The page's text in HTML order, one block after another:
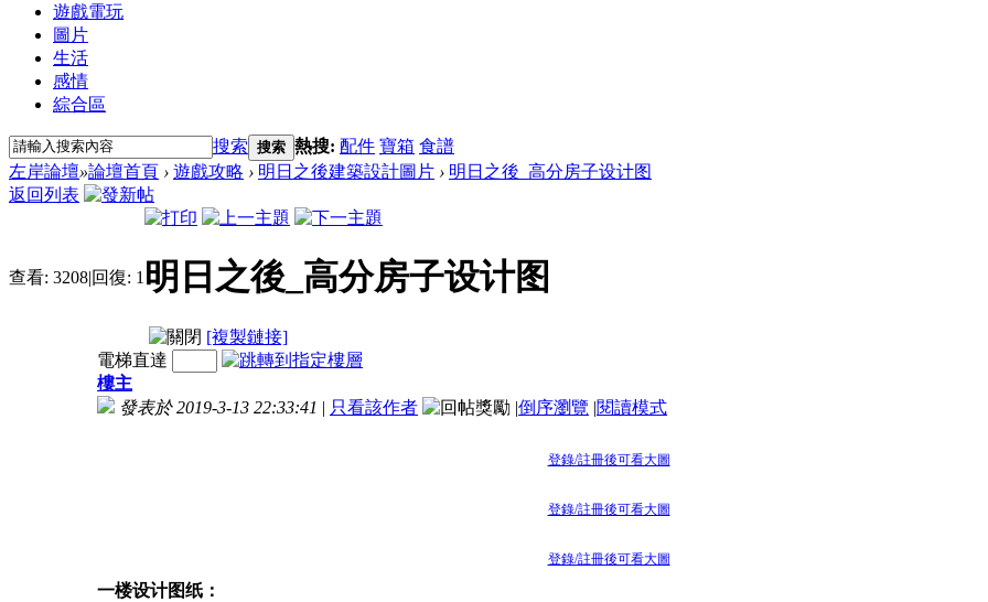
遊戲電玩
圖片
生活
感情
綜合區
搜索 搜索 熱搜: 配件 寶箱 食譜
左岸論壇»論壇首頁 › 遊戲攻略 › 明日之後建築設計圖片 › 明日之後_高分房子设计图
返回列表
查看: 3208|回復: 1 明日之後_高分房子设计图
[複製鏈接]
電梯直達
樓主
發表於 2019-3-13 22:33:41 | 只看該作者 |倒序瀏覽 |閱讀模式
登錄/註冊後可看大圖
登錄/註冊後可看大圖
登錄/註冊後可看大圖
一楼设计图纸：